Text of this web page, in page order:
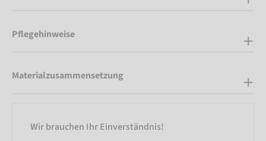
Pflegehinweise
Materialzusammensetzung
Wir brauchen Ihr Einverständnis!